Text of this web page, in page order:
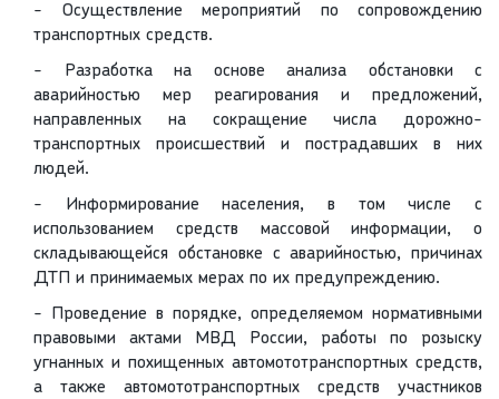
- Осуществление мероприятий по сопровождению
транспортных средств.
- Разработка на основе анализа обстановки с
аварийностью мер реагирования и предложений,
направленных на сокращение числа дорожно-
транспортных происшествий и пострадавших в них
людей.
- Информирование населения, в том числе с
использованием средств массовой информации, о
складывающейся обстановке с аварийностью, причинах
ДТП и принимаемых мерах по их предупреждению.
- Проведение в порядке, определяемом нормативными
правовыми актами МВД России, работы по розыску
угнанных и похищенных автомототранспортных средств,
а также автомототранспортных средств участников